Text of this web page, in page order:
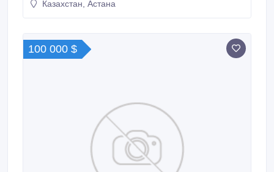
Казахстан, Астана
100 000 $